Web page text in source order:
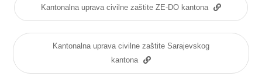
Kantonalna uprava civilne zaštite ZE-DO kantona
Kantonalna uprava civilne zaštite Sarajevskog
kantona